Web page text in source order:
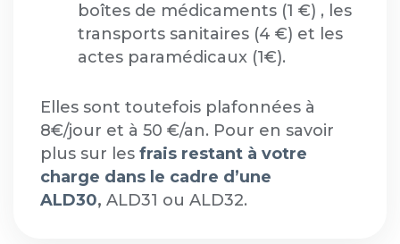
boîtes de médicaments (1 €) , les
transports sanitaires (4 €) et les
actes paramédicaux (1€).
Elles sont toutefois plafonnées à
8€/jour et à 50 €/an. Pour en savoir
plus sur les frais restant à votre
charge dans le cadre d’une
ALD30, ALD31 ou ALD32.